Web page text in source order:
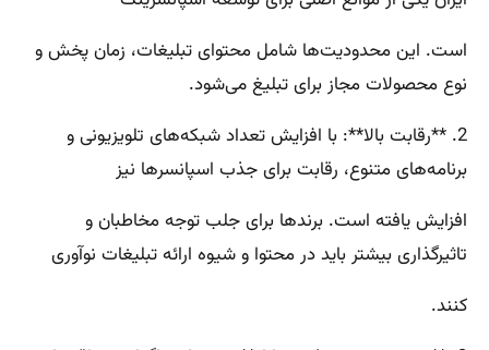
است. این محدودیت‌ها شامل محتوای تبلیغات، زمان پخش و
نوع محصولات مجاز برای تبلیغ می‌شود.
2. **رقابت بالا**: با افزایش تعداد شبکه‌های تلویزیونی و
برنامه‌های متنوع، رقابت برای جذب اسپانسرها نیز
افزایش یافته است. برندها برای جلب توجه مخاطبان و
تاثیرگذاری بیشتر باید در محتوا و شیوه ارائه تبلیغات نوآوری
کنند.